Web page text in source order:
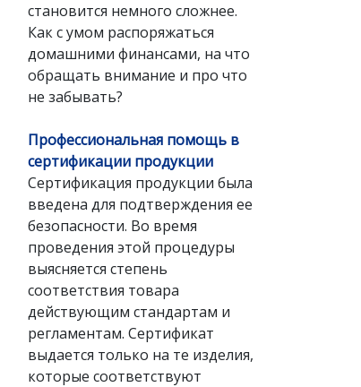
становится немного сложнее.
Как с умом распоряжаться
домашними финансами, на что
обращать внимание и про что
не забывать?
Профессиональная помощь в
сертификации продукции
Сертификация продукции была
введена для подтверждения ее
безопасности. Во время
проведения этой процедуры
выясняется степень
соответствия товара
действующим стандартам и
регламентам. Сертификат
выдается только на те изделия,
которые соответствуют